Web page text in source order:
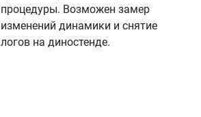
процедуры. Возможен замер
изменений динамики и снятие
логов на диностенде.